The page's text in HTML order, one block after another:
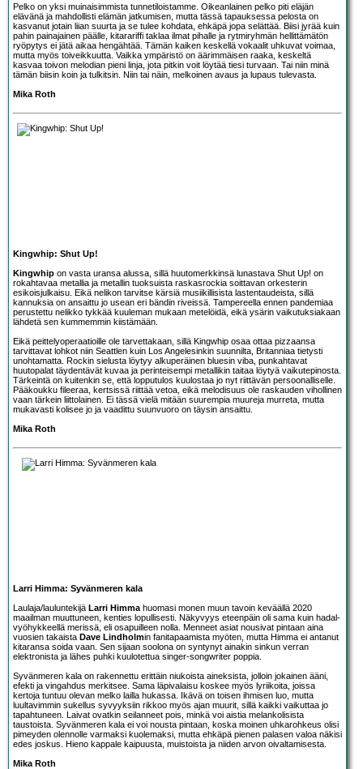
Pelko on yksi muinaisimmista tunnetiloistamme. Oikeanlainen pelko piti eläjän
elävänä ja mahdollisti elämän jatkumisen, mutta tässä tapauksessa pelosta on
kasvanut jotain liian suurta ja se tulee kohdata, ehkäpä jopa selättää. Biisi jyrää kuin
pahin painajainen päälle, kitarariffi taklaa ilmat pihalle ja rytmiryhmän hellittämätön
ryöpytys ei jätä aikaa hengähtää. Tämän kaiken keskellä vokaalit uhkuvat voimaa,
mutta myös toiveikkuutta. Vaikka ympäristö on äärimmäisen raaka, keskeltä
kasvaa toivon melodian pieni linja, jota pitkin voit löytää tiesi turvaan. Tai niin minä
tämän biisin koin ja tulkitsin. Niin tai näin, melkoinen avaus ja lupaus tulevasta.
Mika Roth
Kingwhip: Shut Up!
Kingwhip on vasta uransa alussa, sillä huutomerkkinsä lunastava Shut Up! on
rokahtavaa metallia ja metallin tuoksuista raskasrockia soittavan orkesterin
esikoisjulkaisu. Eikä nelikon tarvitse kärsiä musiikillisista lastentaudeista, sillä
kannuksia on ansaittu jo usean eri bändin riveissä. Tampereella ennen pandemiaa
perustettu nelikko tykkää kuuleman mukaan metelöidä, eikä ysärin vaikutuksiakaan
lähdetä sen kummemmin kiistämään.
Eikä peittelyoperaatioille ole tarvettakaan, sillä Kingwhip osaa ottaa pizzaansa
tarvittavat lohkot niin Seattlen kuin Los Angelesinkin suunnilta, Britanniaa tietysti
unohtamatta. Rockin sielusta löytyy alkuperäinen bluesin viba, punkahtavat
huutopalat täydentävät kuvaa ja perinteisempi metallikin taitaa löytyä vaikutepinosta.
Tärkeintä on kuitenkin se, että lopputulos kuulostaa jo nyt riittävän persoonalliselle.
Pääkoukku fileeraa, kertsissä riittää vetoa, eikä melodisuus ole raskauden vihollinen
vaan tärkein liittolainen. Ei tässä vielä mitään suurempia muureja murreta, mutta
mukavasti kolisee jo ja vaadittu suunvuoro on täysin ansaittu.
Mika Roth
Larri Himma: Syvänmeren kala
Laulaja/lauluntekijä Larri Himma huomasi monen muun tavoin keväällä 2020
maailman muuttuneen, kenties lopullisesti. Näkyvyys eteenpäin oli sama kuin hadal-
vyöhykkeellä merissä, eli osapuilleen nolla. Menneet asiat nousivat pintaan aina
vuosien takaista Dave Lindholmin fanitapaamista myöten, mutta Himma ei antanut
kitaransa soida vaan. Sen sijaan soolona on syntynyt ainakin sinkun verran
elektronista ja lähes puhki kuulotettua singer-songwriter poppia.
Syvänmeren kala on rakennettu erittäin niukoista aineksista, jolloin jokainen ääni,
efekti ja vingahdus merkitsee. Sama läpivalaisu koskee myös lyriikoita, joissa
kertoja tuntuu olevan melko lailla hukassa. Ikävä on toisen ihmisen luo, mutta
luultavimmin sukellus syvyyksiin rikkoo myös ajan muurit, sillä kaikki vaikuttaa jo
tapahtuneen. Laivat ovatkin seilanneet pois, minkä voi aistia melankolisista
taustoista. Syvänmeren kala ei voi nousta pintaan, koska moinen uhkarohkeus olisi
pimeyden olennolle varmaksi kuolemaksi, mutta ehkäpä pienen palasen valoa näkisi
edes joskus. Hieno kappale kaipuusta, muistoista ja niiden arvon oivaltamisesta.
Mika Roth